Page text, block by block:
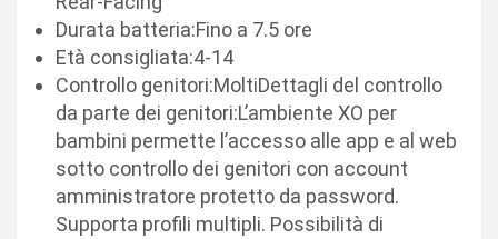
Durata batteria:Fino a 7.5 ore
Età consigliata:4-14
Controllo genitori:MoltiDettagli del controllo
da parte dei genitori:L’ambiente XO per
bambini permette l’accesso alle app e al web
sotto controllo dei genitori con account
amministratore protetto da password.
Supporta profili multipli. Possibilità di